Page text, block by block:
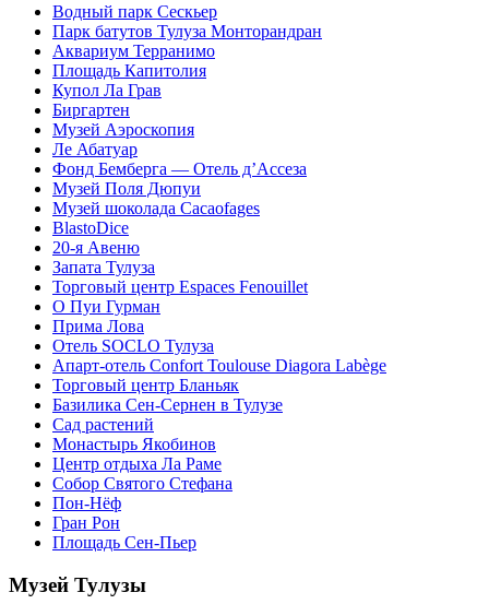
Водный парк Сескьер
Парк батутов Тулуза Монторандран
Аквариум Терранимо
Площадь Капитолия
Купол Ла Грав
Биргартен
Музей Аэроскопия
Ле Абатуар
Фонд Бемберга — Отель д’Ассеза
Музей Поля Дюпуи
Музей шоколада Cacaofages
BlastoDice
20-я Авеню
Запата Тулуза
Торговый центр Espaces Fenouillet
О Пуи Гурман
Прима Лова
Отель SOCLO Тулуза
Апарт-отель Confort Toulouse Diagora Labège
Торговый центр Бланьяк
Базилика Сен-Сернен в Тулузе
Сад растений
Монастырь Якобинов
Центр отдыха Ла Раме
Собор Святого Стефана
Пон-Нёф
Гран Рон
Площадь Сен-Пьер
Музей Тулузы